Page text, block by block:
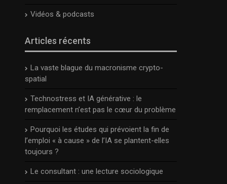
Vidéos & podcasts
Articles récents
La vaste blague du macronisme crypto-
spatial
Technostress et IA générative : le
remplacement n’est pas le cœur du problème
Pourquoi les études qui prévoient la fin de
l’emploi « à cause » de l’IA se plantent-elles
toujours ?
Le consultant : une lecture sociologique